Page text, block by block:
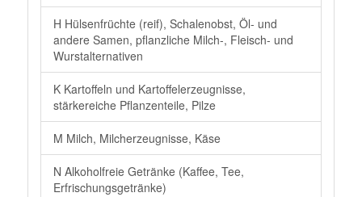
H Hülsenfrüchte (reif), Schalenobst, Öl- und
andere Samen, pflanzliche Milch-, Fleisch- und
Wurstalternativen
K Kartoffeln und Kartoffelerzeugnisse,
stärkereiche Pflanzenteile, Pilze
M Milch, Milcherzeugnisse, Käse
N Alkoholfreie Getränke (Kaffee, Tee,
Erfrischungsgetränke)